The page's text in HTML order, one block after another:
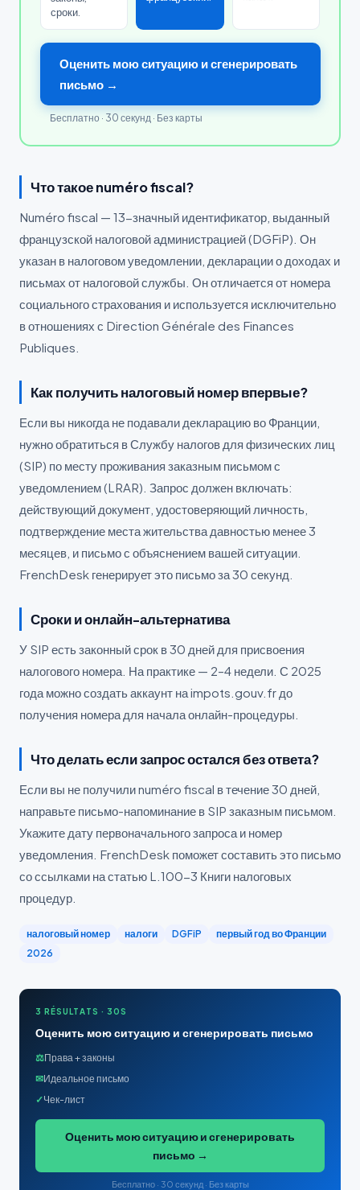
сроки.
Оценить мою ситуацию и сгенерировать
письмо →
Бесплатно · 30 секунд · Без карты
Что такое numéro fiscal?
Numéro fiscal — 13-значный идентификатор, выданный
французской налоговой администрацией (DGFiP). Он
указан в налоговом уведомлении, декларации о доходах и
письмах от налоговой службы. Он отличается от номера
социального страхования и используется исключительно
в отношениях с Direction Générale des Finances
Publiques.
Как получить налоговый номер впервые?
Если вы никогда не подавали декларацию во Франции,
нужно обратиться в Службу налогов для физических лиц
(SIP) по месту проживания заказным письмом с
уведомлением (LRAR). Запрос должен включать:
действующий документ, удостоверяющий личность,
подтверждение места жительства давностью менее 3
месяцев, и письмо с объяснением вашей ситуации.
FrenchDesk генерирует это письмо за 30 секунд.
Сроки и онлайн-альтернатива
У SIP есть законный срок в 30 дней для присвоения
налогового номера. На практике — 2–4 недели. С 2025
года можно создать аккаунт на impots.gouv.fr до
получения номера для начала онлайн-процедуры.
Что делать если запрос остался без ответа?
Если вы не получили numéro fiscal в течение 30 дней,
направьте письмо-напоминание в SIP заказным письмом.
Укажите дату первоначального запроса и номер
уведомления. FrenchDesk поможет составить это письмо
со ссылками на статью L.100-3 Книги налоговых
процедур.
налоговый номер налоги DGFiP
первый год во Франции
2026
3 RÉSULTATS · 30S
Оценить мою ситуацию и сгенерировать письмо
⚖Права + законы
✉Идеальное письмо
✓Чек-лист
Оценить мою ситуацию и сгенерировать
письмо →
Бесплатно · 30 секунд · Без карты